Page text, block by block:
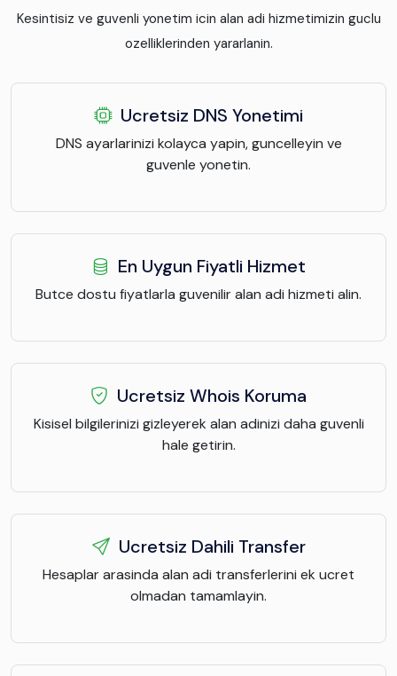
Kesintisiz ve guvenli yonetim icin alan adi hizmetimizin guclu
ozelliklerinden yararlanin.
Ucretsiz DNS Yonetimi
DNS ayarlarinizi kolayca yapin, guncelleyin ve
guvenle yonetin.
En Uygun Fiyatli Hizmet
Butce dostu fiyatlarla guvenilir alan adi hizmeti alin.
Ucretsiz Whois Koruma
Kisisel bilgilerinizi gizleyerek alan adinizi daha guvenli
hale getirin.
Ucretsiz Dahili Transfer
Hesaplar arasinda alan adi transferlerini ek ucret
olmadan tamamlayin.